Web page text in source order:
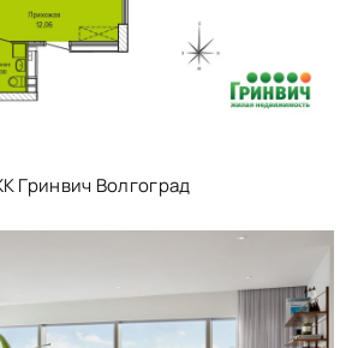
Гринвич Волгоград